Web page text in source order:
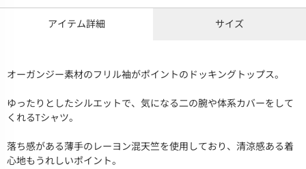
アイテム詳細 サイズ
オーガンジー素材のフリル袖がポイントのドッキングトップス。
ゆったりとしたシルエットで、気になる二の腕や体系カバーをして
くれるTシャツ。
落ち感がある薄手のレーヨン混天竺を使用しており、清涼感ある着
心地もうれしいポイント。